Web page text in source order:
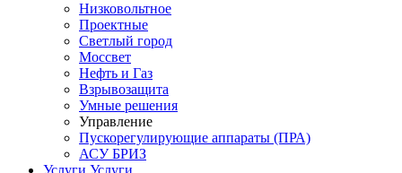
Низковольтное
Проектные
Светлый город
Моссвет
Нефть и Газ
Взрывозащита
Умные решения
Управление
Пускорегулирующие аппараты (ПРА)
АСУ БРИЗ
Услуги Услуги